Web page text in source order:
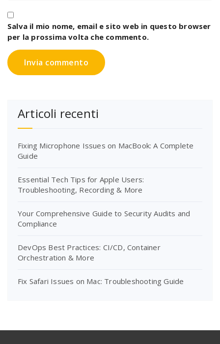
Salva il mio nome, email e sito web in questo browser
per la prossima volta che commento.
Articoli recenti
Fixing Microphone Issues on MacBook: A Complete
Guide
Essential Tech Tips for Apple Users:
Troubleshooting, Recording & More
Your Comprehensive Guide to Security Audits and
Compliance
DevOps Best Practices: CI/CD, Container
Orchestration & More
Fix Safari Issues on Mac: Troubleshooting Guide